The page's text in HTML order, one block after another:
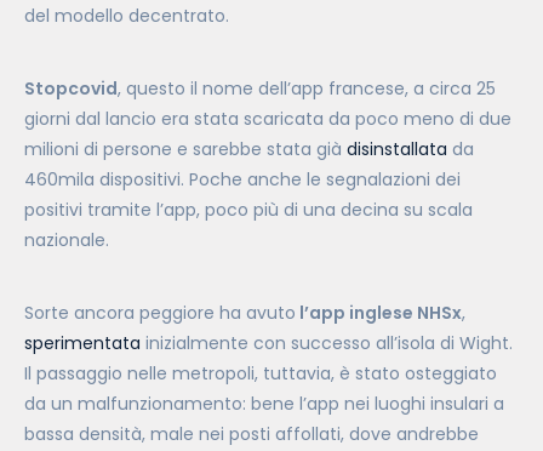
del modello decentrato.
Stopcovid, questo il nome dell’app francese, a circa 25
giorni dal lancio era stata scaricata da poco meno di due
milioni di persone e sarebbe stata già disinstallata da
460mila dispositivi. Poche anche le segnalazioni dei
positivi tramite l’app, poco più di una decina su scala
nazionale.
Sorte ancora peggiore ha avuto l’app inglese NHSx,
sperimentata inizialmente con successo all’isola di Wight.
Il passaggio nelle metropoli, tuttavia, è stato osteggiato
da un malfunzionamento: bene l’app nei luoghi insulari a
bassa densità, male nei posti affollati, dove andrebbe